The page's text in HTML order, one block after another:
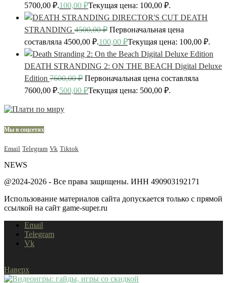
5700,00 ₽.100,00 ₽Текущая цена: 100,00 ₽.
DEATH
STRANDING 4500,00₽ Первоначальная цена
составляла 4500,00 ₽.100,00 ₽Текущая цена: 100,00 ₽.
DEATH STRANDING 2: ON THE BEACH Digital Deluxe
Edition 7600,00₽ Первоначальная цена составляла
7600,00 ₽.500,00 ₽Текущая цена: 500,00 ₽.
Мы в соцсетях
Email Telegram Vk Tiktok
NEWS
@2024-2026 - Все права защищены. ИНН 490903192171
Использование материалов сайта допускается только с прямой
ссылкой на сайт game-super.ru
Email
Telegram
Vk
Наверх